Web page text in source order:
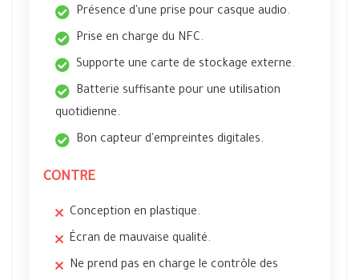
Présence d'une prise pour casque audio.
Prise en charge du NFC.
Supporte une carte de stockage externe.
Batterie suffisante pour une utilisation
quotidienne.
Bon capteur d'empreintes digitales.
CONTRE
Conception en plastique.
Écran de mauvaise qualité.
Ne prend pas en charge le contrôle des